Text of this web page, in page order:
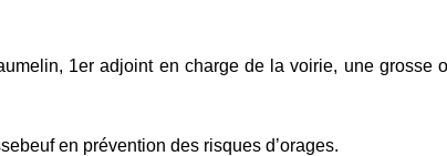
1er adjoint en charge de la voirie, une grosse
en prévention des risques d’orages.